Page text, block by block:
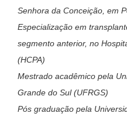
Senhora da Conceição, em
Especialização em
segmento anterior, no
(HCPA)
Mestrado acadêmico pela
Grande do Sul (UFRGS)
Pós graduação pela